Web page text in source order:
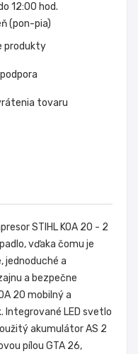
12:00 hod.
(pon-pia)
produkty
tovaru
STIHL KOA 20 - 2
vďaka čomu je
jednoduché a
a bezpečne
20 mobilný a
Integrované LED svetlo
akumulátor AS 2
pílou GTA 26,